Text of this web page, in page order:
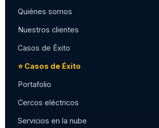
Quiénes somos
Nuestros clientes
Casos de Éxito
⭐ Casos de Éxito
Portafolio
Cercos eléctricos
Servicios en la nube